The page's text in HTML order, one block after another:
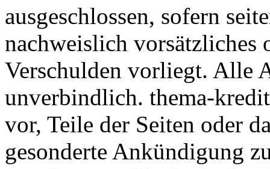
ausgeschlossen, sofern
nachweislich vorsätzliches
Verschulden vorliegt. Alle
unverbindlich. thema-
vor, Teile der Seiten oder
gesonderte Ankündigung